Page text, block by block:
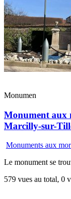
Monumen
Monument aux
Marcilly-sur-
Monuments aux
Le monument se
579 vues au total, 0